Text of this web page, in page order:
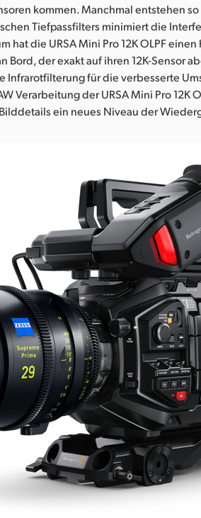
kommen. Manchmal entstehen
Tiefpassfilters minimiert die
hat die URSA Mini Pro 12K OLPF
Bord, der exakt auf ihren 12K-Sensor
Infrarotfilterung für die verbesserte
Verarbeitung der URSA Mini Pro 12K
ein neues Niveau der